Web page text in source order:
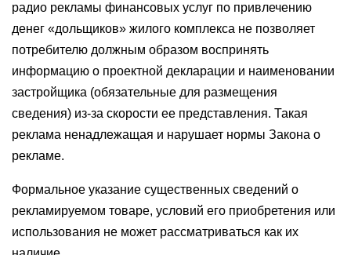
радио рекламы финансовых услуг по привлечению
денег «дольщиков» жилого комплекса не позволяет
потребителю должным образом воспринять
информацию о проектной декларации и наименовании
застройщика (обязательные для размещения
сведения) из-за скорости ее представления. Такая
реклама ненадлежащая и нарушает нормы Закона о
рекламе.
Формальное указание существенных сведений о
рекламируемом товаре, условий его приобретения или
использования не может рассматриваться как их